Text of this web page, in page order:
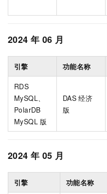
2024 年 06 月
引擎 功能名称
RDS
MySQL、
PolarDB
MySQL 版
DAS 经济
版
2024 年 05 月
引擎 功能名称